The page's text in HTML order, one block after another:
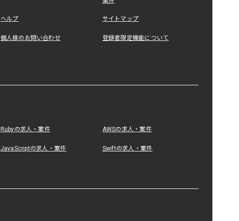
ヘルプ サイトマップ
個人様のお問い合わせ 登録者限定機能について
Rubyの求人・案件 AWSの求人・案件
JavaScriptの求人・案件 Swiftの求人・案件